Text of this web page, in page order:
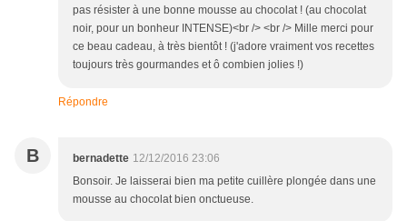
pas résister à une bonne mousse au chocolat ! (au chocolat
noir, pour un bonheur INTENSE)<br /> <br /> Mille merci pour
ce beau cadeau, à très bientôt ! (j'adore vraiment vos recettes
toujours très gourmandes et ô combien jolies !)
Répondre
B bernadette 12/12/2016 23:06
Bonsoir. Je laisserai bien ma petite cuillère plongée dans une
mousse au chocolat bien onctueuse.